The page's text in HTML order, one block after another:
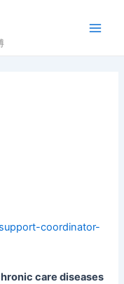
coordinator-
care diseases